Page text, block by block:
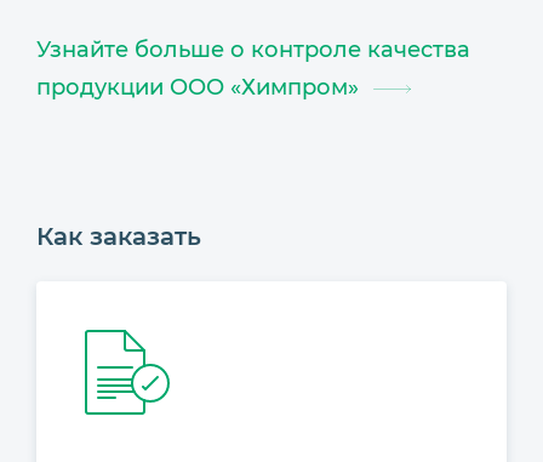
Узнайте больше о контроле качества
продукции ООО «Химпром»
Как заказать